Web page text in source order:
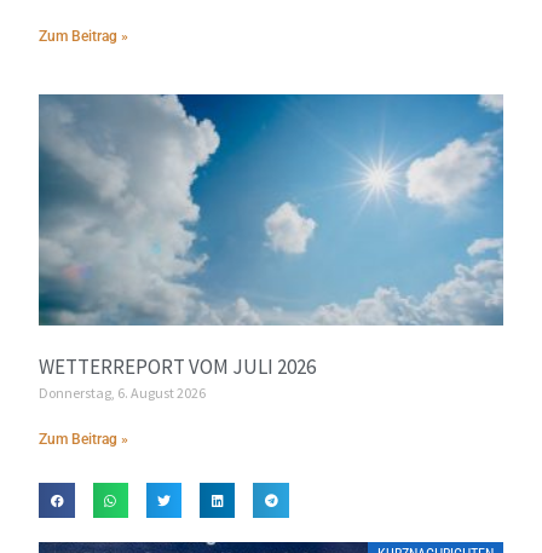
Zum Beitrag »
WETTERREPORT VOM JULI 2026
Donnerstag, 6. August 2026
Zum Beitrag »